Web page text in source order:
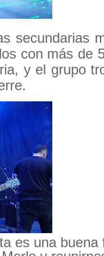
secundarias
con más de
y el grupo
es una buena